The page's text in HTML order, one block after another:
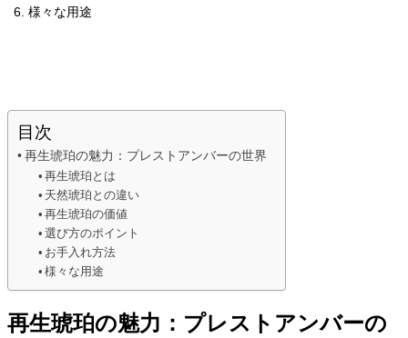
様々な用途
目次
再生琥珀の魅力：プレストアンバーの世界
再生琥珀とは
天然琥珀との違い
再生琥珀の価値
選び方のポイント
お手入れ方法
様々な用途
再生琥珀の魅力：プレストアンバーの